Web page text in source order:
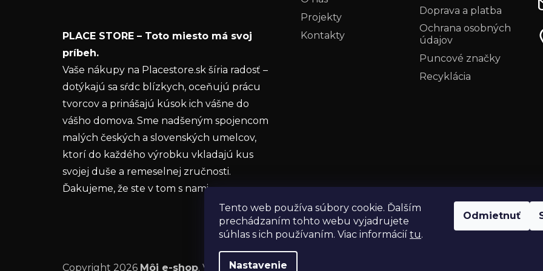
Tento web používa súbory cookie. Ďalším
prechádzaním tohto webu vyjadrujete
súhlas s ich používaním. Viac informácií tu.
Nastavenie
Odmietnuť
Vložením e-mailu súhlasíte s
ochrany osobných údajov
PRIHLÁSIŤ SA
PLACE STORE – Toto miesto má svoj
príbeh.
Vaše nákupy na Placestore.sk šíria radosť –
dotýkajú sa sŕdc blízkych, oceňujú prácu
tvorcov a prinášajú kúsok ich vášne do
vášho domova. Sme nadšeným spojencom
malých českých a slovenských umelcov,
ktorí do každého výrobku vkladajú kus
svojej duše a remeselnej zručnosti.
Ďakujeme, že ste v tom s nami.
Projekty
Kontakty
Doprava a platba
Ochrana osobných
údajov
Puncové značky
Recyklácia
Copyright 2026 Môj e-shop. Všetky práva vyhradené.